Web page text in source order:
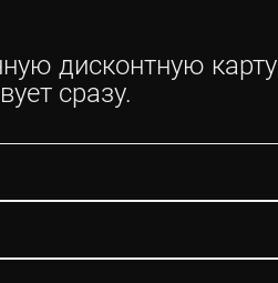
дисконтную карту
сразу.